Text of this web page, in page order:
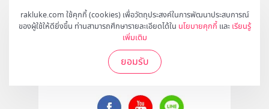
rakluke.com ใช้คุกกี้ (cookies) เพื่อวัตถุประสงค์ในการพัฒนาประสบการณ์
ของผู้ใช้ให้ดียิ่งขึ้น ท่านสามารถศึกษารายละเอียดได้ใน นโยบายคุกกี้ และ เรียนรู้
เพิ่มเติม
ยอมรับ
สมัคร
ติดตามเราได้ที่